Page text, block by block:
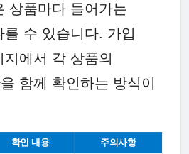
상품마다 들어가는
수 있습니다. 가입
에서 각 상품의
함께 확인하는 방식이
확인 내용 주의사항